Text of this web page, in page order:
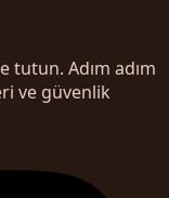
tutun. Adım adım
ve güvenlik